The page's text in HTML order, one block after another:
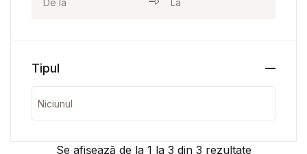
Se afișează de la 1 la 3 din 3 rezultate
Tipul